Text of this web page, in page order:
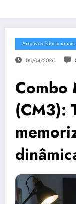
Arquivos Educacionais
05/04/2026
Combo
(CM3):